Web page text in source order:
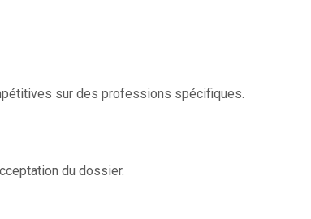
sur des professions spécifiques.
du dossier.